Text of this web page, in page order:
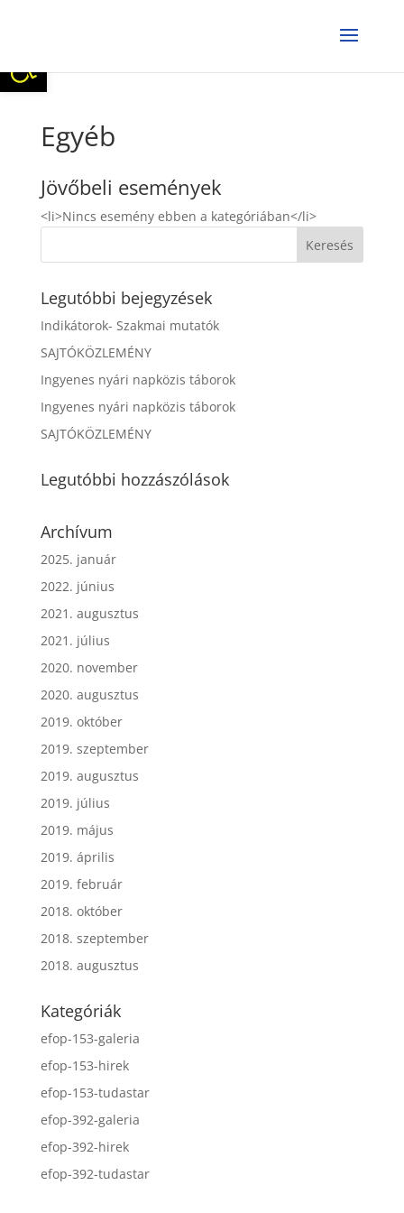
Egyéb
Jövőbeli események
<li>Nincs esemény ebben a kategóriában</li>
Legutóbbi bejegyzések
Indikátorok- Szakmai mutatók
SAJTÓKÖZLEMÉNY
Ingyenes nyári napközis táborok
Ingyenes nyári napközis táborok
SAJTÓKÖZLEMÉNY
Legutóbbi hozzászólások
Archívum
2025. január
2022. június
2021. augusztus
2021. július
2020. november
2020. augusztus
2019. október
2019. szeptember
2019. augusztus
2019. július
2019. május
2019. április
2019. február
2018. október
2018. szeptember
2018. augusztus
Kategóriák
efop-153-galeria
efop-153-hirek
efop-153-tudastar
efop-392-galeria
efop-392-hirek
efop-392-tudastar